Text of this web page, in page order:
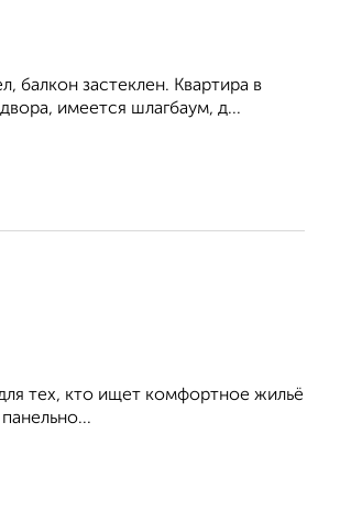
балкон застеклен. Квартира в
имеется шлагбаум, д...
тех, кто ищет комфортное жильё